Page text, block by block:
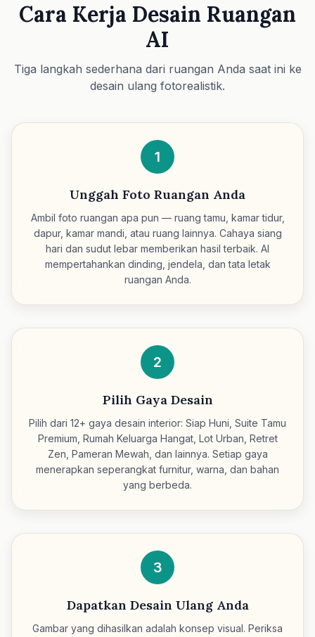
Cara Kerja Desain Ruangan
AI
Tiga langkah sederhana dari ruangan Anda saat ini ke
desain ulang fotorealistik.
1
Unggah Foto Ruangan Anda
Ambil foto ruangan apa pun — ruang tamu, kamar tidur,
dapur, kamar mandi, atau ruang lainnya. Cahaya siang
hari dan sudut lebar memberikan hasil terbaik. AI
mempertahankan dinding, jendela, dan tata letak
ruangan Anda.
2
Pilih Gaya Desain
Pilih dari 12+ gaya desain interior: Siap Huni, Suite Tamu
Premium, Rumah Keluarga Hangat, Lot Urban, Retret
Zen, Pameran Mewah, dan lainnya. Setiap gaya
menerapkan seperangkat furnitur, warna, dan bahan
yang berbeda.
3
Dapatkan Desain Ulang Anda
Gambar yang dihasilkan adalah konsep visual. Periksa